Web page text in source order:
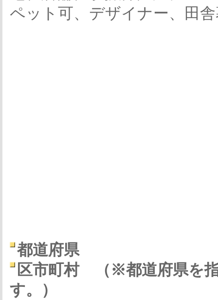
ペット可、デザイナー、田
都道府県
区市町村
（※都道府県を
す。）